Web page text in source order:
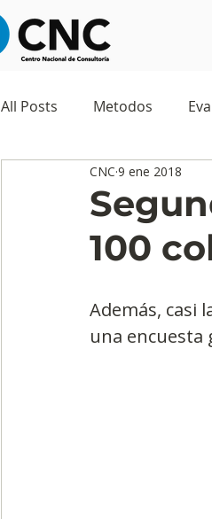
All Posts Metodos
Observatorios sociales
Predicciones y tendencias
Marketing Cultura y
100
CNC 9 ene 2018
Además, casi
una encuesta